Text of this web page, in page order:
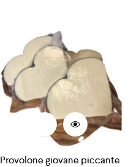
Provolone giovane piccante